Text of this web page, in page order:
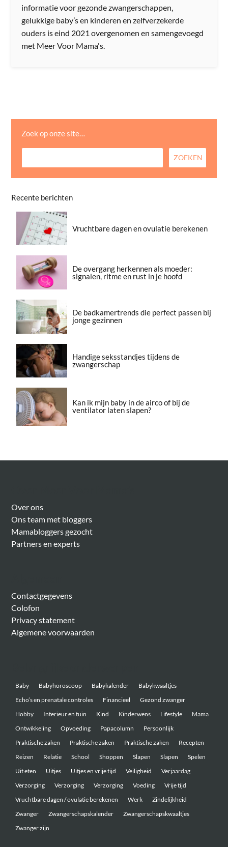
informatie voor gezonde zwangerschappen,
gelukkige baby’s en kinderen en zelfverzekerde
ouders is eind 2021 overgenomen en samengevoegd
met Meer Voor Mama's.
Zoek op onze site…
Recente berichten
Vruchtbare dagen en ovulatie berekenen
De overgang herkennen als moeder:
signalen, ritme en rust in je hoofd
De badkamertrends die perfect passen bij
jonge gezinnen
Handige seksstandjes tijdens de
zwangerschap
Kan ik mijn baby in de airco of bij de
ventilator laten slapen?
Over ons
Ons team met bloggers
Mamabloggers gezocht
Partners en experts
Contactgegevens
Colofon
Privacy statement
Algemene voorwaarden
Baby Babyhoroscoop Babykalender
Babykwaaltjes
Echo’s en prenatale controles
Financieel
Gezond zwanger
Hobby
Interieur en tuin Kind Kinderwens Lifestyle
Mama
Ontwikkeling
Opvoeding Papacolumn
Persoonlijk
Praktische zaken
Praktische zaken Praktische zaken
Recepten
Reizen
Relatie School Shoppen Slapen Slapen
Spelen
Uit eten
Uitjes Uitjes en vrije tijd Veiligheid
Verjaardag
Verzorging
Verzorging Verzorging Voeding
Vrije tijd
Vruchtbare dagen / ovulatie berekenen
Werk
Zindelijkheid
Zwanger
Zwangerschapskalender
Zwangerschapskwaaltjes
Zwanger zijn